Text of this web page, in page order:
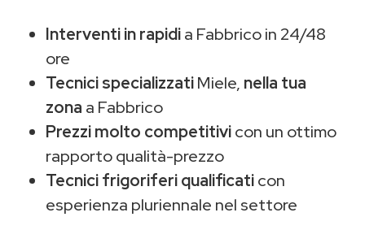
Interventi in rapidia Fabbrico in 24/48
ore
Tecnici specializzatiMiele, nella tua
zona a Fabbrico
Prezzi molto competitivicon un ottimo
rapporto qualità-prezzo
Tecnici frigoriferi qualificaticon
esperienza pluriennale nel settore